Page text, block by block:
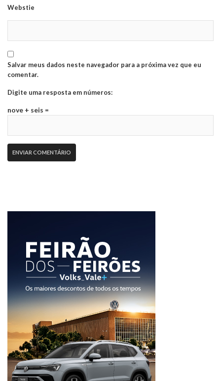
Webstie
Salvar meus dados neste navegador para a próxima vez que eu
comentar.
Digite uma resposta em números:
nove + seis =